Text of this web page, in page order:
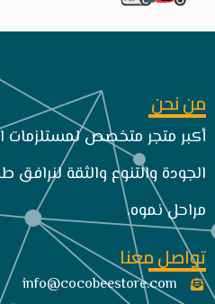
من نحن
أكبر متجر متخصص
الجودة والتنوع والثقة
مراحل نموه.
تواصل معنا
info@cocobeestore.com​